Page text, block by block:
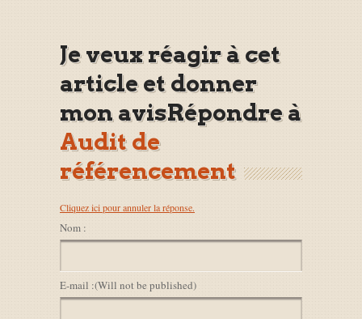
Je veux réagir à cet
article et donner
mon avisRépondre à
Audit de
référencement
Cliquez ici pour annuler la réponse.
Nom :
E-mail :(Will not be published)